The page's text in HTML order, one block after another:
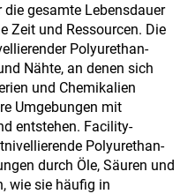
gesamte Lebensdauer
Zeit und Ressourcen. Die
Polyurethan-
Nähte, an denen sich
und Chemikalien
Umgebungen mit
entstehen. Facility-
Polyurethan-
durch Öle, Säuren und
wie sie häufig in